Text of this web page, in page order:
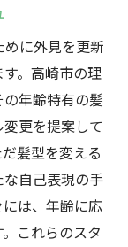
に外見を更新
。高崎市の理
年齢特有の髪
更を提案して
髪型を変える
自己表現の手
は、年齢に応
これらのスタ